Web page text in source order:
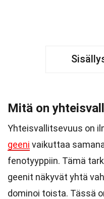
Mitä on
Yhteisvallitsevuus on
geeni vaikuttaa
fenotyyppiin. Tämä
geenit näkyvät yhtä
dominoi toista. Tässä